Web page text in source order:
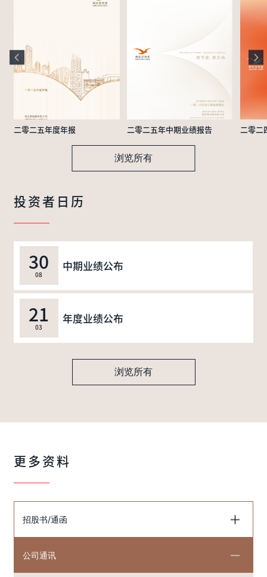
二零二五年度年报 二零二五年中期业绩报告 二零二
浏览所有
投资者日历
30
08
中期业绩公布
21
03
年度业绩公布
浏览所有
更多资料
招股书/通函
公司通讯